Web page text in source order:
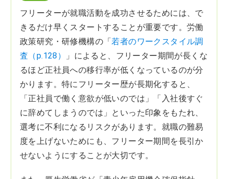
フリーターが就職活動を成功させるためには、で
きるだけ早くスタートすることが重要です。労働
政策研究・研修機構の「若者のワークスタイル調
査（p.128）
」によると、フリーター期間が長くな
るほど正社員への移行率が低くなっているのが分
かります。特にフリーター歴が長期化すると、
「正社員で働く意欲が低いのでは」「入社後すぐ
に辞めてしまうのでは」といった印象をもたれ、
選考に不利になるリスクがあります。就職の難易
度を上げないためにも、フリーター期間を長引か
せないようにすることが大切です。